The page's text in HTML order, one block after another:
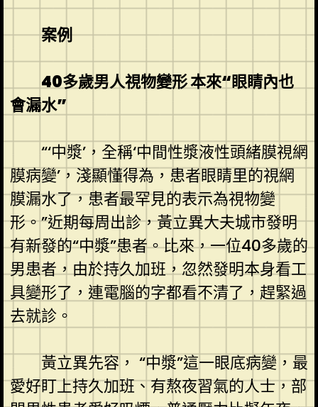
案例
40多歲男人視物變形 本來“眼睛內也
會漏水”
“‘中漿’，全稱‘中間性漿液性頭緒膜視網
膜病變’，淺顯懂得為，患者眼睛里的視網
膜漏水了，患者最罕見的表示為視物變
形。”近期每周出診，黃立異大夫城市發明
有新發的“中漿”患者。比來，一位40多歲的
男患者，由於持久加班，忽然發明本身看工
具變形了，連電腦的字都看不清了，趕緊過
去就診。
黃立異先容， “中漿”這一眼底病變，最
愛好盯上持久加班、有熬夜習氣的人士，部